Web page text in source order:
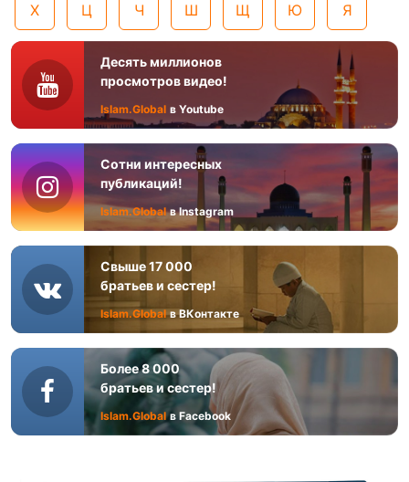
Х Ц Ч Ш Щ Ю Я
Десять миллионов
просмотров видео!
Islam.Global в Youtube
Сотни интересных
публикаций!
Islam.Global в Instagram
Свыше 17 000
братьев и сестер!
Islam.Global в ВКонтакте
Более 8 000
братьев и сестер!
Islam.Global в Facebook